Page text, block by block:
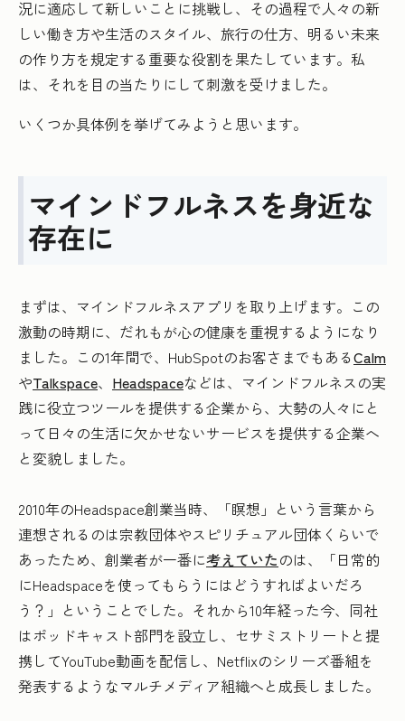
況に適応して新しいことに挑戦し、その過程で人々の新
しい働き方や生活のスタイル、旅行の仕方、明るい未来
の作り方を規定する重要な役割を果たしています。私
は、それを目の当たりにして刺激を受けました。
いくつか具体例を挙げてみようと思います。
マインドフルネスを身近な
存在に
まずは、マインドフルネスアプリを取り上げます。この
激動の時期に、だれもが心の健康を重視するようになり
ました。この1年間で、HubSpotのお客さまでもあるCalm
やTalkspace、 Headspaceなどは、マインドフルネスの実
践に役立つツールを提供する企業から、大勢の人々にと
って日々の生活に欠かせないサービスを提供する企業へ
と変貌しました。
2010年のHeadspace創業当時、「瞑想」という言葉から
連想されるのは宗教団体やスピリチュアル団体くらいで
あったため、創業者が一番に考えていたのは、「日常的
にHeadspaceを使ってもらうにはどうすればよいだろ
う？」ということでした。それから10年経った今、同社
はポッドキャスト部門を設立し、セサミストリートと提
携してYouTube動画を配信し、Netflixのシリーズ番組を
発表するようなマルチメディア組織へと成長しました。